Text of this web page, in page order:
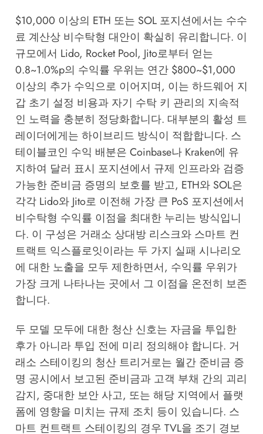
$10,000 이상의 ETH 또는 SOL 포지션에서는 수수
료 계산상 비수탁형 대안이 확실히 유리합니다. 이
규모에서 Lido, Rocket Pool, Jito로부터 얻는
0.8~1.0%p의 수익률 우위는 연간 $800~$1,000
이상의 추가 수익으로 이어지며, 이는 하드웨어 지
갑 초기 설정 비용과 자기 수탁 키 관리의 지속적
인 노력을 충분히 정당화합니다. 대부분의 활성 트
레이더에게는 하이브리드 방식이 적합합니다. 스
테이블코인 수익 배분은 Coinbase나 Kraken에 유
지하여 달러 표시 포지션에서 규제 인프라와 검증
가능한 준비금 증명의 보호를 받고, ETH와 SOL은
각각 Lido와 Jito로 이전해 가장 큰 PoS 포지션에서
비수탁형 수익률 이점을 최대한 누리는 방식입니
다. 이 구성은 거래소 상대방 리스크와 스마트 컨
트랙트 익스플로잇이라는 두 가지 실패 시나리오
에 대한 노출을 모두 제한하면서, 수익률 우위가
가장 크게 나타나는 곳에서 그 이점을 온전히 보존
합니다.
두 모델 모두에 대한 청산 신호는 자금을 투입한
후가 아니라 투입 전에 미리 정의해야 합니다. 거
래소 스테이킹의 청산 트리거로는 월간 준비금 증
명 공시에서 보고된 준비금과 고객 부채 간의 괴리
감지, 중대한 보안 사고, 또는 해당 지역에서 플랫
폼에 영향을 미치는 규제 조치 등이 있습니다. 스
마트 컨트랙트 스테이킹의 경우 TVL을 조기 경보